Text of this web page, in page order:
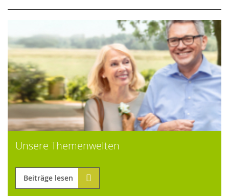
Unsere Themenwelten
Beiträge lesen